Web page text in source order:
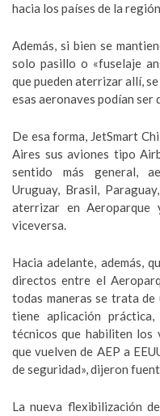
hacia los países de la
Además, si bien se
solo pasillo o «fuselaje
que pueden aterrizar allí,
esas aeronaves podían ser
De esa forma, JetSmart
Aires sus aviones tipo
sentido más general,
Uruguay, Brasil,
aterrizar en
viceversa.
Hacia adelante, además,
directos entre el
todas maneras se trata de
tiene aplicación
técnicos que habiliten los
que vuelven de AEP a
de seguridad», dijeron
La nueva flexibilización